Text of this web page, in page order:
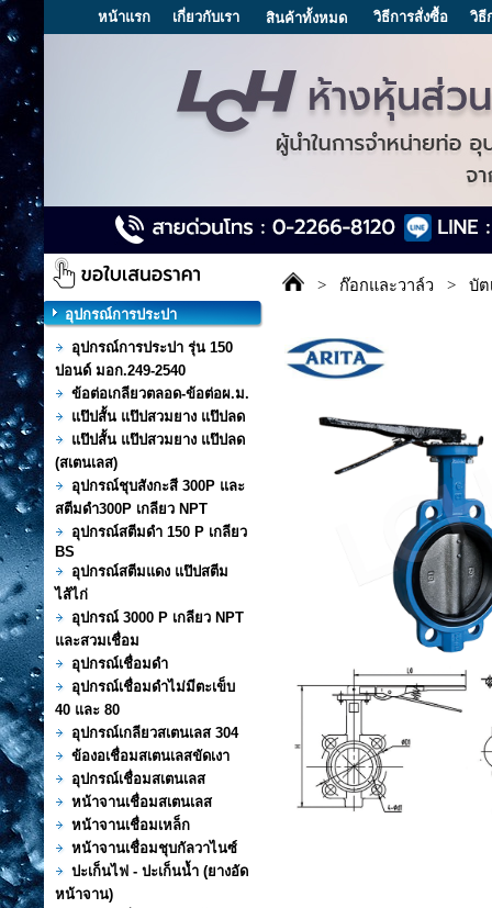
หน้าแรก เกี่ยวกับเรา สินค้าทั้งหมด วิธีการสั่งซื้อ วิธี
อุปกรณ์การประปา
อุปกรณ์การประปา รุ่น 150
ปอนด์ มอก.249-2540
ข้อต่อเกลียวตลอด-ข้อต่อผ.ม.
แป๊ปสั้น แป๊ปสวมยาง แป๊ปลด
แป๊ปสั้น แป๊ปสวมยาง แป๊ปลด
(สเตนเลส)
อุปกรณ์ชุบสังกะสี 300P และ
สตีมดำ300P เกลียว NPT
อุปกรณ์สตีมดำ 150 P เกลียว
BS
อุปกรณ์สตีมแดง แป๊ปสตีม
ไส้ไก่
อุปกรณ์ 3000 P เกลียว NPT
และสวมเชื่อม
อุปกรณ์เชื่อมดำ
อุปกรณ์เชื่อมดำไม่มีตะเข็บ
40 และ 80
อุปกรณ์เกลียวสเตนเลส 304
ข้องอเชื่อมสเตนเลสขัดเงา
อุปกรณ์เชื่อมสเตนเลส
หน้าจานเชื่อมสเตนเลส
หน้าจานเชื่อมเหล็ก
หน้าจานเชื่อมชุบกัลวาไนซ์
ปะเก็นไฟ - ปะเก็นน้ำ (ยางอัด
หน้าจาน)
> ก๊อกและวาล์ว > บัต